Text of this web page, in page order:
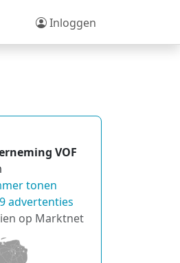
Inloggen
VOF
tonen
advertenties
op Marktnet